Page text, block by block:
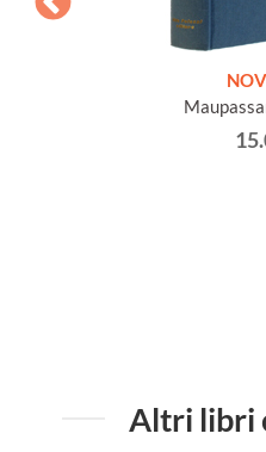
Altri libri